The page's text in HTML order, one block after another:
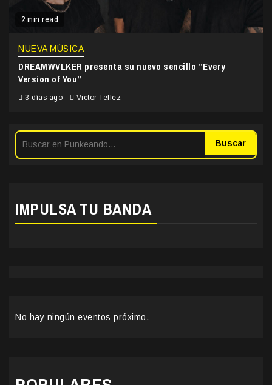
2 min read
NUEVA MÚSICA
DREAMWVLKER presenta su nuevo sencillo “Every
Version of You”
3 días ago Victor Tellez
Buscar
IMPULSA TU BANDA
No hay ningún eventos próximo.